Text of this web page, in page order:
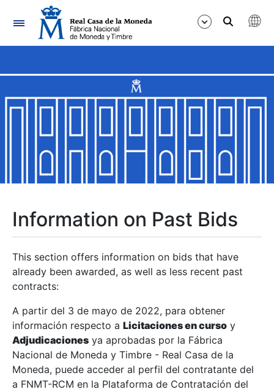
Navigation
Show/Hide
Show/Hide
Show/Hide
Show/Hide
Show/Hide
Information on Past Bids
This section offers information on bids that have
already been awarded, as well as less recent past
contracts:
A partir del 3 de mayo de 2022, para obtener
información respecto a Licitaciones en curso y
Adjudicaciones ya aprobadas por la Fábrica
Nacional de Moneda y Timbre - Real Casa de la
Moneda, puede acceder al perfil del contratante del
a FNMT-RCM en la Plataforma de Contratación del